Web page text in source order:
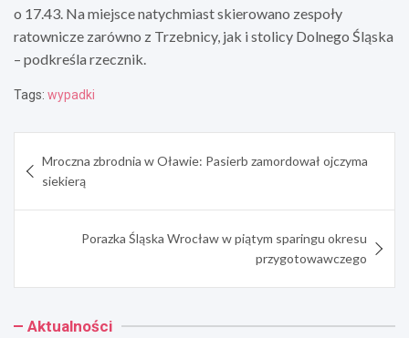
o 17.43. Na miejsce natychmiast skierowano zespoły
ratownicze zarówno z Trzebnicy, jak i stolicy Dolnego Śląska
– podkreśla rzecznik.
Tags: wypadki
wpisu
Mroczna zbrodnia w Oławie: Pasierb zamordował ojczyma
siekierą
Porazka Śląska Wrocław w piątym sparingu okresu
przygotowawczego
Aktualności